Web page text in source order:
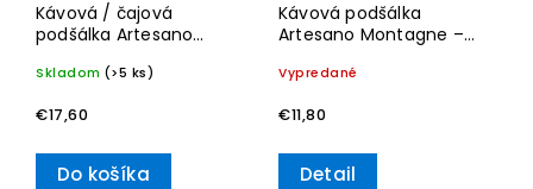
Kávová / čajová
podšálka Artesano
Villeroy & Boch
Skladom (>5 ks)
€17,60
Do košíka
Kávová podšálka
Artesano Montagne –
Vypredané
€11,80
Detail